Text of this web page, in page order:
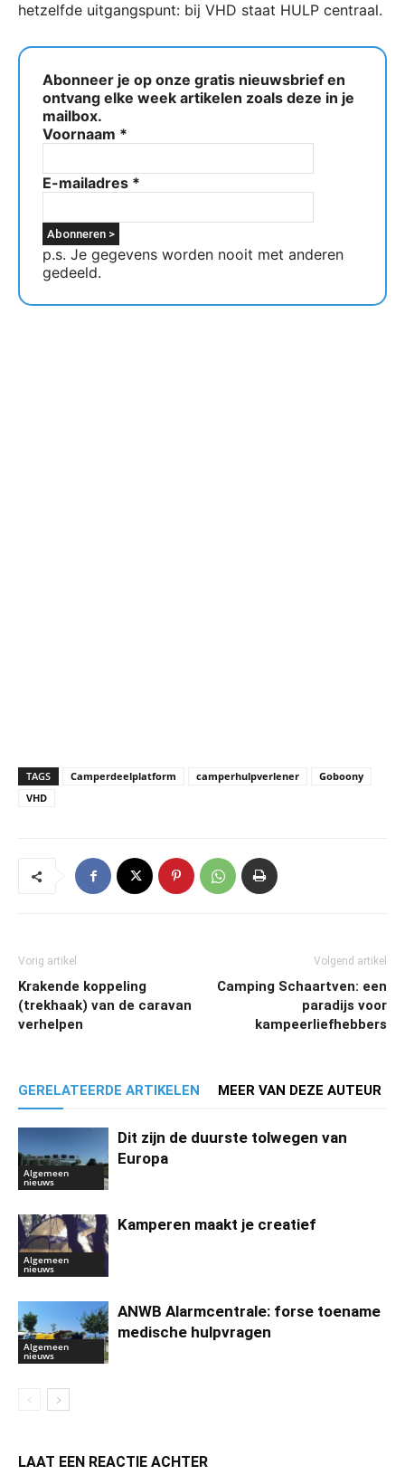
hetzelfde uitgangspunt: bij VHD staat HULP centraal.
Abonneer je op onze gratis nieuwsbrief en
ontvang elke week artikelen zoals deze in je
mailbox.
Voornaam *
E-mailadres *
p.s. Je gegevens worden nooit met anderen
gedeeld.
TAGS Camperdeelplatform camperhulpverlener
Goboony
VHD
Vorig artikel
Krakende koppeling
(trekhaak) van de caravan
verhelpen
Volgend artikel
Camping Schaartven: een
paradijs voor
kampeerliefhebbers
GERELATEERDE ARTIKELEN MEER VAN DEZE AUTEUR
Algemeen
nieuws
Dit zijn de duurste tolwegen van
Europa
Algemeen
nieuws
Kamperen maakt je creatief
Algemeen
nieuws
ANWB Alarmcentrale: forse toename
medische hulpvragen
LAAT EEN REACTIE ACHTER